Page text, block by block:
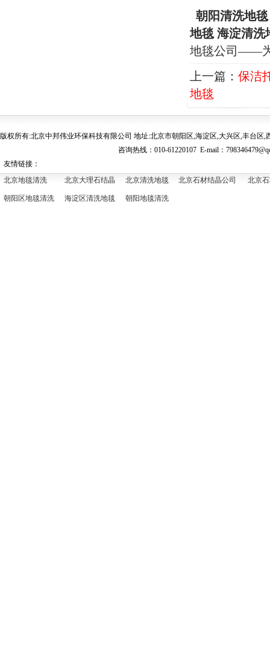
朝阳清洗地
地毯 海淀清洗
地毯公司——
上一篇： 保洁
地毯
版权所有:北京中邦伟业环保科技有限公司 地址:北京市朝阳区,海淀区,大兴区,丰台
咨询热线：010-61220107 E-mail：
友情链接：
北京地毯清洗
北京大理石结晶 北京清洗地毯 北京石材结晶公司 北京
朝阳区地毯清洗 海淀区清洗地毯 朝阳地毯清洗